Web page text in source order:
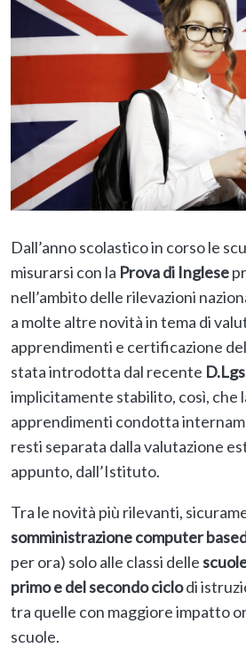
Dall’anno scolastico in corso le
misurarsi con la Prova di Inglese
nell’ambito delle rilevazioni
a molte altre novità in tema di
apprendimenti e certificazione
stata introdotta dal recente
implicitamente stabilito, così, che
apprendimenti condotta
resti separata dalla valutazione
appunto, dall’Istituto.
Tra le novità più rilevanti,
somministrazione computer
per ora) solo alle classi delle
primo e del secondo ciclodi
tra quelle con maggiore impatto
scuole.